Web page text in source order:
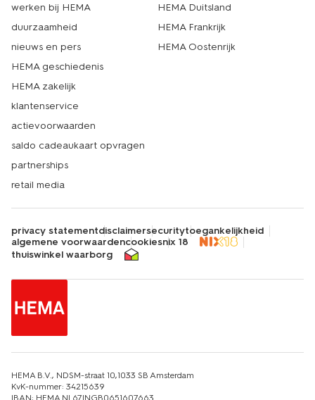
werken bij HEMA
duurzaamheid
nieuws en pers
HEMA geschiedenis
HEMA zakelijk
klantenservice
actievoorwaarden
saldo cadeaukaart opvragen
partnerships
retail media
HEMA Duitsland
HEMA Frankrijk
HEMA Oostenrijk
privacy statementdisclaimersecuritytoegankelijkheid
algemene voorwaardencookiesnix 18
thuiswinkel waarborg
HEMA B.V., NDSM-straat 10,1033 SB Amsterdam
KvK-nummer: 34215639
IBAN: HEMA NL67INGB0651607663